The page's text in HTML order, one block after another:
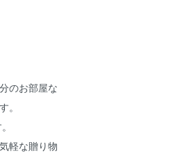
のお部屋な
。
軽な贈り物